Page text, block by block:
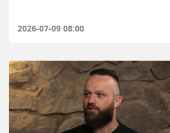
2026-07-09 08:00